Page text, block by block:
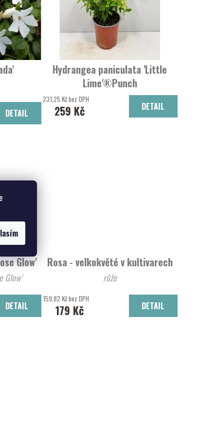
DETAIL
Hydrangea paniculata 'Little
Lime'®Punch
Hortentie latnatá
231,25 Kč bez DPH
259 Kč DETAIL
Glow'
Glow'
DETAIL
Rosa - velkokvěté v kultivarech
růže
159,82 Kč bez DPH
179 Kč DETAIL